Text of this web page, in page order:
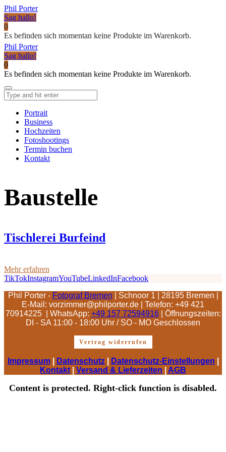
Phil Porter
Sag hallo!
0
Es befinden sich momentan keine Produkte im Warenkorb.
Phil Porter
Sag hallo!
0
Es befinden sich momentan keine Produkte im Warenkorb.
Portrait
Business
Hochzeiten
Fotoshootings
Termin buchen
Kontakt
Baustelle
Tischlerei Burfeind
Mehr erfahren
TikTokInstagramYouTubeLinkedInFacebook
Phil Porter - Fotograf Bremen | Schnoor 1 | 28195 Bremen |
E-Mail: vorzimmer@philporter.de | Telefon: +49 421
70914225 | WhatsApp: +49 157 72594916| Öffnungszeiten:
DI - SA 11:00 - 18:00 Uhr / SO - MO Geschlossen
Vertrag widerrufen
Impressum| Datenschutz| Datenschutz-Einstellungen
Kontakt
Versand & Lieferzeiten AGB
Content is protected. Right-click function is disabled.